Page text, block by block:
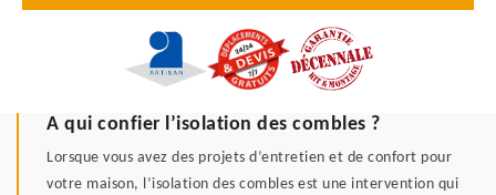
A qui confier l’isolation des combles ?
Lorsque vous avez des projets d’entretien et de confort pour
votre maison, l’isolation des combles est une intervention qui